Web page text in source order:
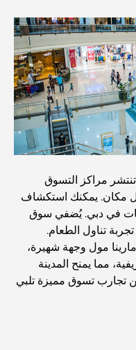
المالي العالمي:
المتحدة: دليل شامل
رعاية طبية عالمية
التي لا تُقدر بثمن
المتحدة: دليل للمستثمرين
المرح بالاسترخاء
مراكز التسوق
مكان. يمكنك استكشاف
في دبي. يُضفي سوق
تناول الطعام.
مول وجهة شهيرة،
مما يمنح المدينة
تجارب تسوق مميزة تلبي